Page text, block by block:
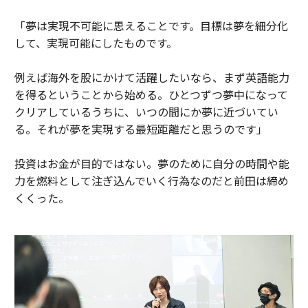
「夢は実現不可能に思えることです。目標は夢を細分化
して、実現可能にしたものです。
例えば海外を股にかけて活躍したいなら、まず英語能力
を得るということから始める。ひとつずつ夢中になって
クリアしているうちに、いつの間にか夢に近づいてい
る。それが夢を実現する最短距離だと思うのです」
投資はお金が目的ではない。夢のために自分の時間や能
力を燃料として注ぎ込んでいく行為なのだと前田は締め
くくった。